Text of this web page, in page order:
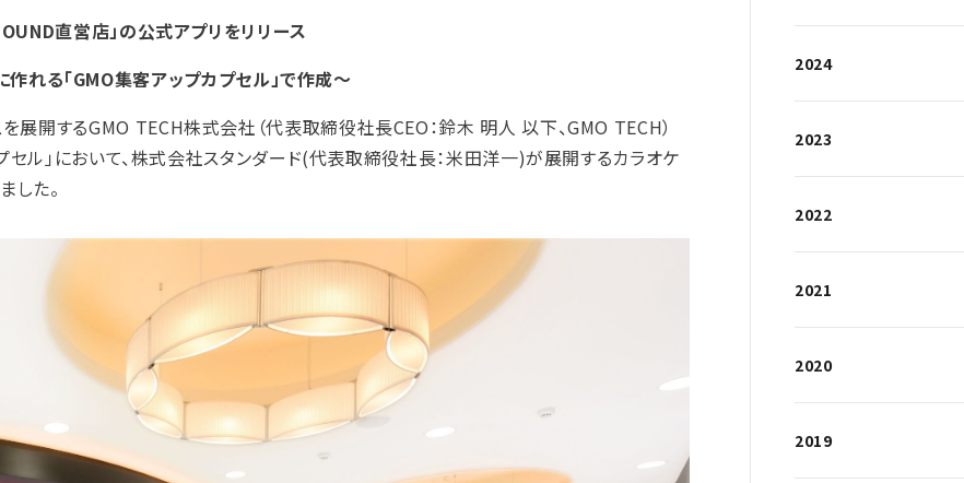
直営店」の公式アプリをリリース
れる「GMO集客アップカプセル」で作成～
展開するGMO TECH株式会社（代表取締役社長CEO：鈴木 明人 以下、GMO TECH）
セル」において、株式会社スタンダード(代表取締役社長：米田洋一)が展開するカラオケ
した。
2024
2023
2022
2021
2020
2019